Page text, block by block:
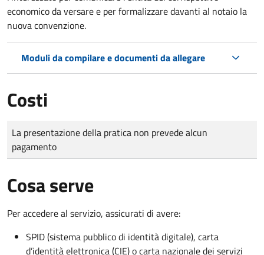
economico da versare e per formalizzare davanti al notaio la
nuova convenzione.
Moduli da compilare e documenti da allegare
Costi
Tipo di pagamento
Importo
La presentazione della pratica non prevede alcun
pagamento
Cosa serve
Per accedere al servizio, assicurati di avere:
SPID (sistema pubblico di identità digitale), carta
d’identità elettronica (CIE) o carta nazionale dei servizi